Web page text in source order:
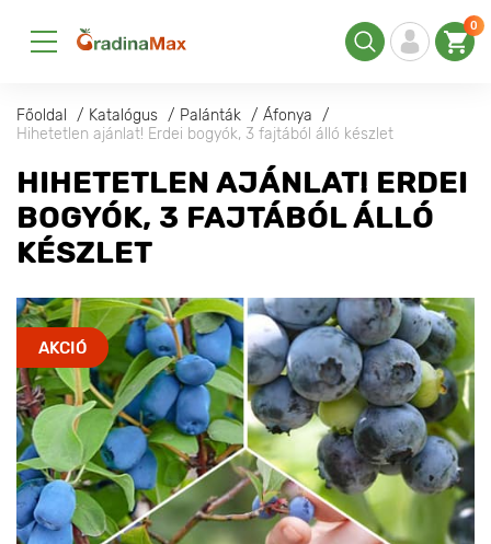
0
Főoldal Katalógus Palánták
Áfonya
Hihetetlen ajánlat! Erdei bogyók, 3 fajtából álló készlet
HIHETETLEN AJÁNLAT! ERDEI
BOGYÓK, 3 FAJTÁBÓL ÁLLÓ
KÉSZLET
AKCIÓ